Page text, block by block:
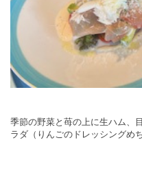
季節の野菜と苺の上に生ハム、
ラダ（りんごのドレッシングめ